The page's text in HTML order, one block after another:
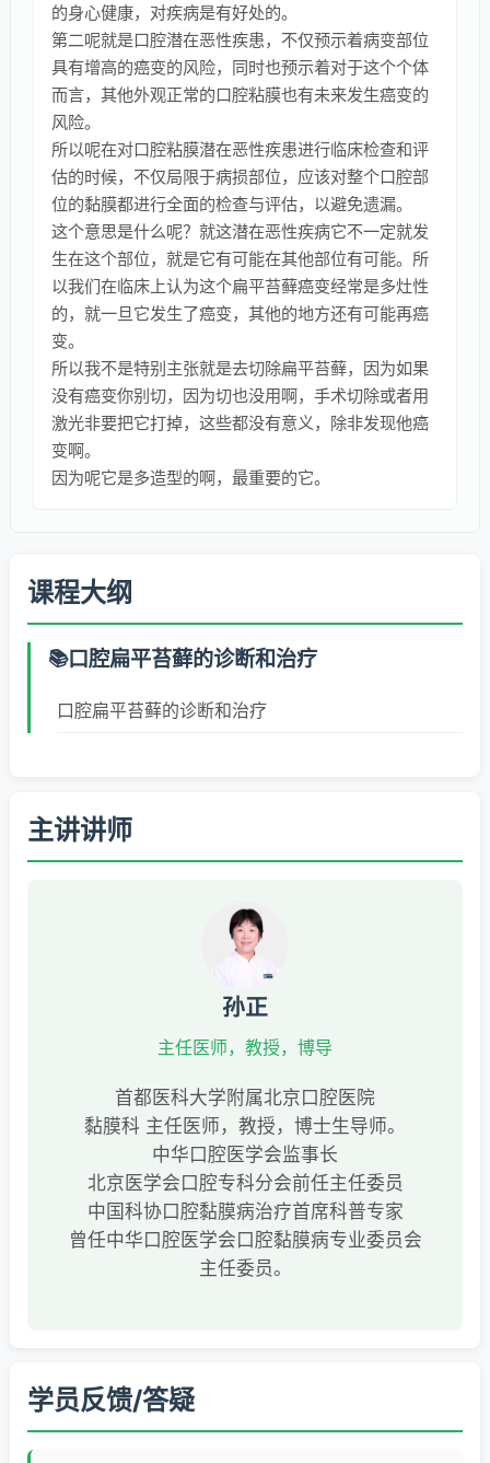
的身心健康，对疾病是有好处的。
第二呢就是口腔潜在恶性疾患，不仅预示着病变部位
具有增高的癌变的风险，同时也预示着对于这个个体
而言，其他外观正常的口腔粘膜也有未来发生癌变的
风险。
所以呢在对口腔粘膜潜在恶性疾患进行临床检查和评
估的时候，不仅局限于病损部位，应该对整个口腔部
位的黏膜都进行全面的检查与评估，以避免遗漏。
这个意思是什么呢？就这潜在恶性疾病它不一定就发
生在这个部位，就是它有可能在其他部位有可能。所
以我们在临床上认为这个扁平苔藓癌变经常是多灶性
的，就一旦它发生了癌变，其他的地方还有可能再癌
变。
所以我不是特别主张就是去切除扁平苔藓，因为如果
没有癌变你别切，因为切也没用啊，手术切除或者用
激光非要把它打掉，这些都没有意义，除非发现他癌
变啊。
因为呢它是多造型的啊，最重要的它。
课程大纲
口腔扁平苔藓的诊断和治疗
口腔扁平苔藓的诊断和治疗
主讲讲师
孙正
主任医师，教授，博导
首都医科大学附属北京口腔医院
黏膜科 主任医师，教授，博士生导师。
中华口腔医学会监事长
北京医学会口腔专科分会前任主任委员
中国科协口腔黏膜病治疗首席科普专家
曾任中华口腔医学会口腔黏膜病专业委员会
主任委员。
学员反馈/答疑